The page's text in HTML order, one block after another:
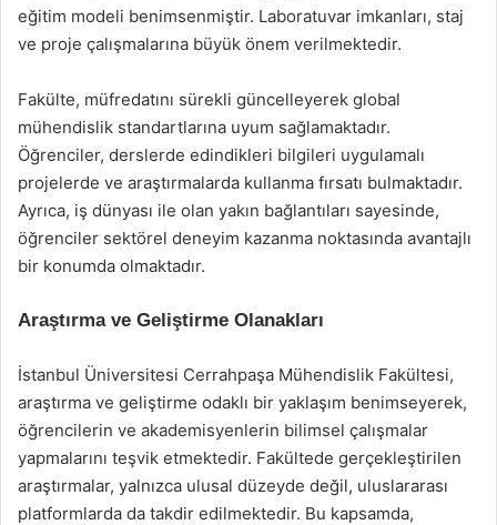
eğitim modeli benimsenmiştir. Laboratuvar imkanları, staj
ve proje çalışmalarına büyük önem verilmektedir.
Fakülte, müfredatını sürekli güncelleyerek global
mühendislik standartlarına uyum sağlamaktadır.
Öğrenciler, derslerde edindikleri bilgileri uygulamalı
projelerde ve araştırmalarda kullanma fırsatı bulmaktadır.
Ayrıca, iş dünyası ile olan yakın bağlantıları sayesinde,
öğrenciler sektörel deneyim kazanma noktasında avantajlı
bir konumda olmaktadır.
Araştırma ve Geliştirme Olanakları
İstanbul Üniversitesi Cerrahpaşa Mühendislik Fakültesi,
araştırma ve geliştirme odaklı bir yaklaşım benimseyerek,
öğrencilerin ve akademisyenlerin bilimsel çalışmalar
yapmalarını teşvik etmektedir. Fakültede gerçekleştirilen
araştırmalar, yalnızca ulusal düzeyde değil, uluslararası
platformlarda da takdir edilmektedir. Bu kapsamda,